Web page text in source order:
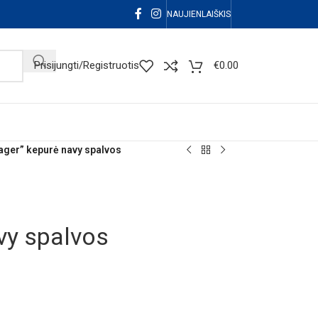
NAUJIENLAIŠKIS
Prisijungti/Registruotis €0.00
kepurė navy spalvos
spalvos